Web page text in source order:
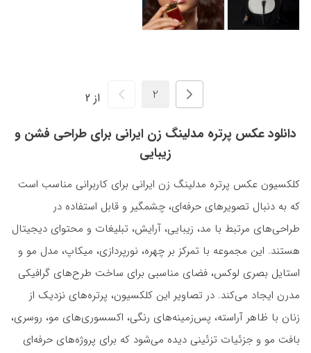
از 2
دانلود عکس پرتره مدلینگ زن ایرانی برای طراحی فشن و
زیبایی
کلکسیون عکس پرتره مدلینگ زن ایرانی برای کاربرانی مناسب است
که به دنبال تصویرهای حرفه‌ای، چشمگیر و قابل استفاده در
طراحی‌های مرتبط با مد، زیبایی، آرایش، تبلیغات و محتوای دیجیتال
هستند. این مجموعه با تمرکز بر چهره، نورپردازی، میکاپ، مدل مو و
استایل بصری لوکس، فضای مناسبی برای ساخت طرح‌های گرافیکی
مدرن ایجاد می‌کند. در تصاویر این کلکسیون، پرتره‌های نزدیک از
زنان با ظاهر آراسته، پس‌زمینه‌های رنگی، اکسسوری‌های مو، روسری،
بافت مو و جزئیات تزئینی دیده می‌شود که برای پروژه‌های حرفه‌ای